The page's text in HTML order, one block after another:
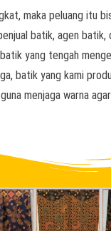
maka peluang itu
batik, agen
yang tengah
batik yang kami
menjaga warna